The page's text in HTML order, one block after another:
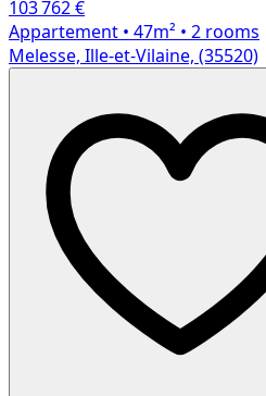
103 762 €
Appartement • 47m² • 2 rooms
Melesse, Ille-et-Vilaine, (35520)